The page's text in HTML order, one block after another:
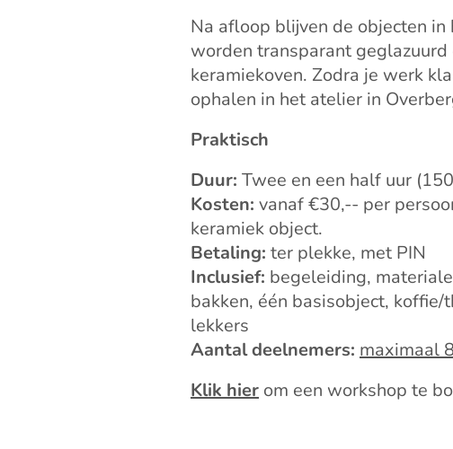
Na afloop blijven de objecten in
worden transparant geglazuurd
keramiekoven. Zodra je werk
ophalen in het atelier in
Praktisch
Duur: Twee en een half uur
Kosten: vanaf €30,-- per
keramiek object.
Betaling: ter plekke, met PIN
Inclusief: begeleiding,
bakken, één basisobject, koffie/
lekkers
Aantal deelnemers: maximaal 8
Klik hier om een workshop te